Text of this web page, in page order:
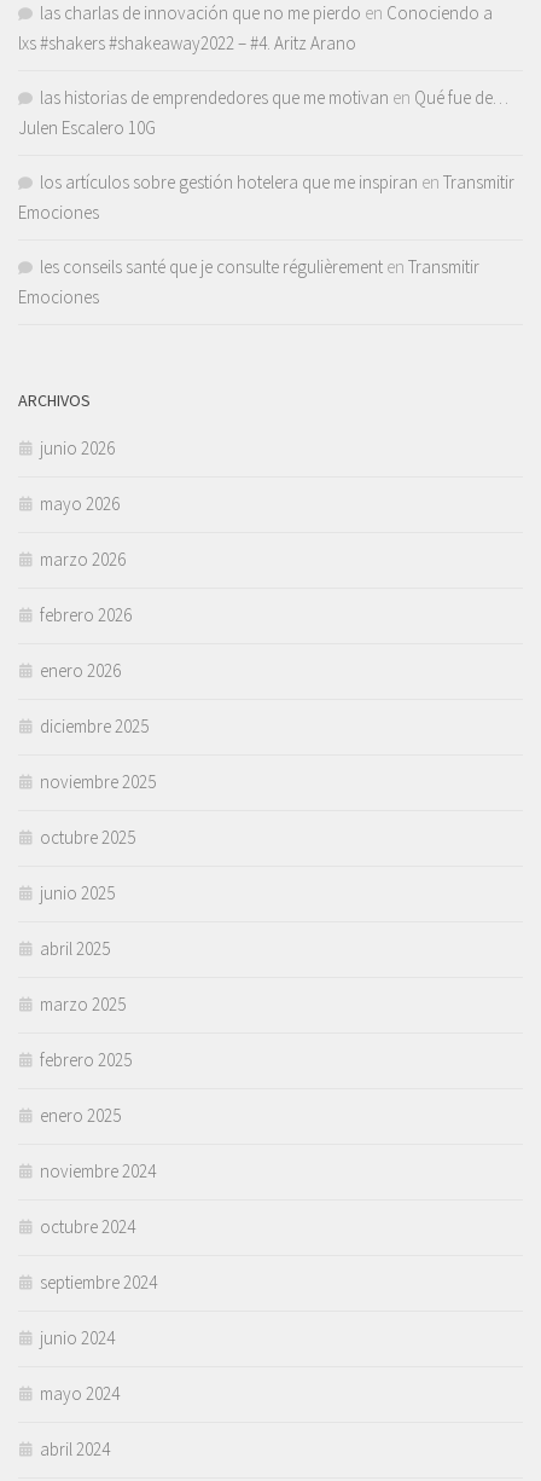
las charlas de innovación que no me pierdo en Conociendo a
lxs #shakers #shakeaway2022 – #4. Aritz Arano
las historias de emprendedores que me motivan en Qué fue de…
Julen Escalero 10G
los artículos sobre gestión hotelera que me inspiran en Transmitir
Emociones
les conseils santé que je consulte régulièrement en Transmitir
Emociones
ARCHIVOS
junio 2026
mayo 2026
marzo 2026
febrero 2026
enero 2026
diciembre 2025
noviembre 2025
octubre 2025
junio 2025
abril 2025
marzo 2025
febrero 2025
enero 2025
noviembre 2024
octubre 2024
septiembre 2024
junio 2024
mayo 2024
abril 2024